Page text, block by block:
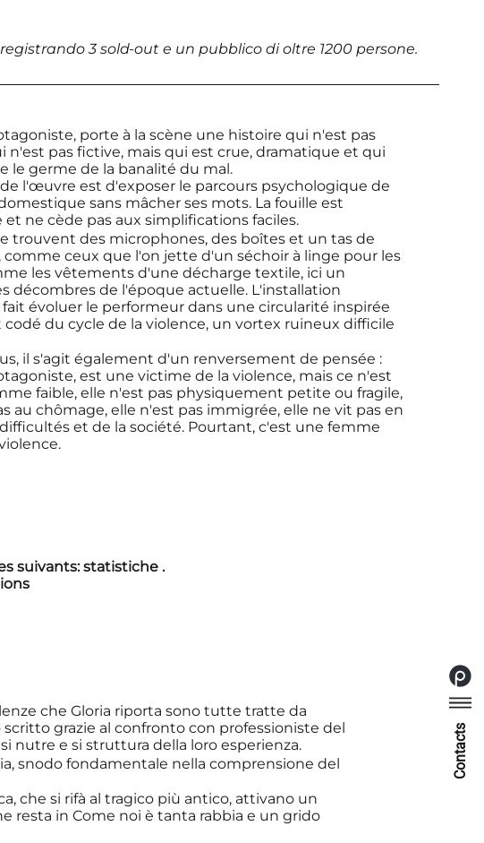
Contacts
3 sold-out e un pubblico di oltre 1200 persone.
porte à la scène une histoire qui n'est pas
n'est pas fictive, mais qui est crue, dramatique et qui
le germe de la banalité du mal.
l'œuvre est d'exposer le parcours psychologique de
sans mâcher ses mots. La fouille est
et ne cède pas aux simplifications faciles.
trouvent des microphones, des boîtes et un tas de
ceux que l'on jette d'un séchoir à linge pour les
les vêtements d'une décharge textile, ici un
décombres de l'époque actuelle. L'installation
évoluer le performeur dans une circularité inspirée
du cycle de la violence, un vortex ruineux difficile
il s'agit également d'un renversement de pensée :
est une victime de la violence, mais ce n'est
faible, elle n'est pas physiquement petite ou fragile,
au chômage, elle n'est pas immigrée, elle ne vit pas en
et de la société. Pourtant, c'est une femme
suivants:statistiche .
che Gloria riporta sono tutte tratte da
grazie al confronto con professioniste del
nutre e si struttura della loro esperienza.
snodo fondamentale nella comprensione del
che si rifà al tragico più antico, attivano un
resta in Come noi è tanta rabbia e un grido